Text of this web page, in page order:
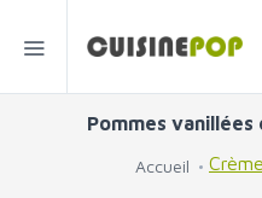
Pommes
Accueil